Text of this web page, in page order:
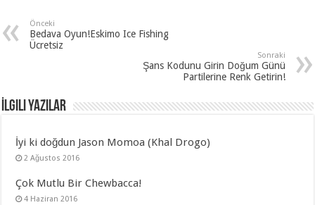
Önceki
Bedava Oyun!Eskimo Ice Fishing
Ücretsiz
Sonraki
Şans Kodunu Girin Doğum Günü
Partilerine Renk Getirin!
İlgili Yazılar
İyi ki doğdun Jason Momoa (Khal Drogo)
2 Ağustos 2016
Çok Mutlu Bir Chewbacca!
4 Haziran 2016